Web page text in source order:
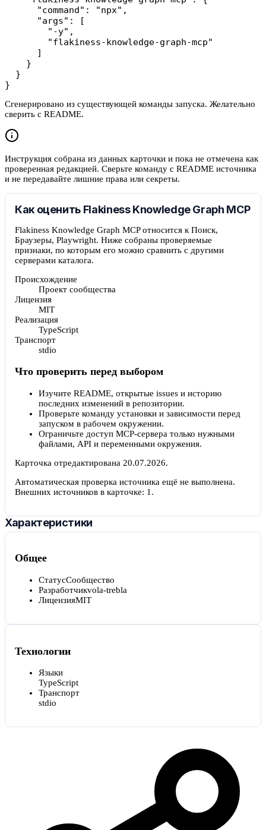
      "command": "npx",
      "args": [
        "-y",
        "flakiness-knowledge-graph-mcp"
      ]
    }
  }
}
Сгенерировано из существующей команды запуска. Желательно
сверить с README.
Инструкция собрана из данных карточки и пока не отмечена как
проверенная редакцией. Сверьте команду с README источника
и не передавайте лишние права или секреты.
Как оценить Flakiness Knowledge Graph MCP
Flakiness Knowledge Graph MCP относится к Поиск,
Браузеры, Playwright. Ниже собраны проверяемые
признаки, по которым его можно сравнить с другими
серверами каталога.
Происхождение
Проект сообщества
Лицензия
MIT
Реализация
TypeScript
Транспорт
stdio
Что проверить перед выбором
Изучите README, открытые issues и историю
последних изменений в репозитории.
Проверьте команду установки и зависимости перед
запуском в рабочем окружении.
Ограничьте доступ MCP-сервера только нужными
файлами, API и переменными окружения.
Карточка отредактирована 20.07.2026.
Автоматическая проверка источника ещё не выполнена.
Внешних источников в карточке: 1 .
Характеристики
Общее
СтатусСообщество
Разработчикvola-trebla
ЛицензияMIT
Технологии
Языки
TypeScript
Транспорт
stdio